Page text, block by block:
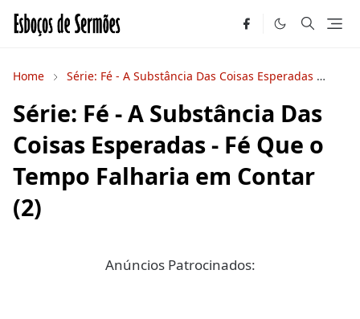
Home Série: Fé - A Substância Das Coisas Esperadas
Série: Fé - A Substância Das
Coisas Esperadas - Fé Que o
Tempo Falharia em Contar
(2)
Anúncios Patrocinados: